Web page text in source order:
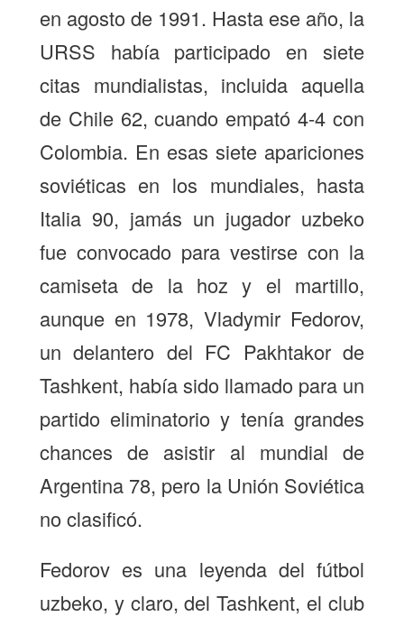
en agosto de 1991. Hasta ese año, la
URSS había participado en siete
citas mundialistas, incluida aquella
de Chile 62, cuando empató 4-4 con
Colombia. En esas siete apariciones
soviéticas en los mundiales, hasta
Italia 90, jamás un jugador uzbeko
fue convocado para vestirse con la
camiseta de la hoz y el martillo,
aunque en 1978, Vladymir Fedorov,
un delantero del FC Pakhtakor de
Tashkent, había sido llamado para un
partido eliminatorio y tenía grandes
chances de asistir al mundial de
Argentina 78, pero la Unión Soviética
no clasificó.
Fedorov es una leyenda del fútbol
uzbeko, y claro, del Tashkent, el club